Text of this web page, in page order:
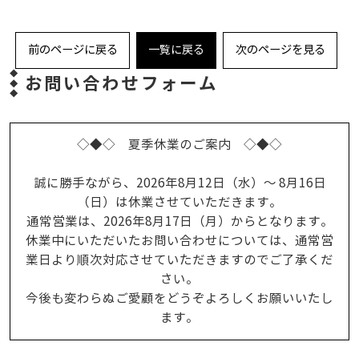
前のページに戻る 一覧に戻る 次のページを見る
お問い合わせフォーム
◇◆◇ 夏季休業のご案内 ◇◆◇
誠に勝手ながら、2026年8月12日（水）～ 8月16日
（日）は休業させていただきます。
通常営業は、2026年8月17日（月）からとなります。
休業中にいただいたお問い合わせについては、通常営
業日より順次対応させていただきますのでご了承くだ
さい。
今後も変わらぬご愛顧をどうぞよろしくお願いいたし
ます。